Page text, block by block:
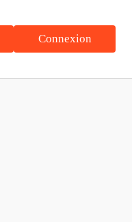
Connexion